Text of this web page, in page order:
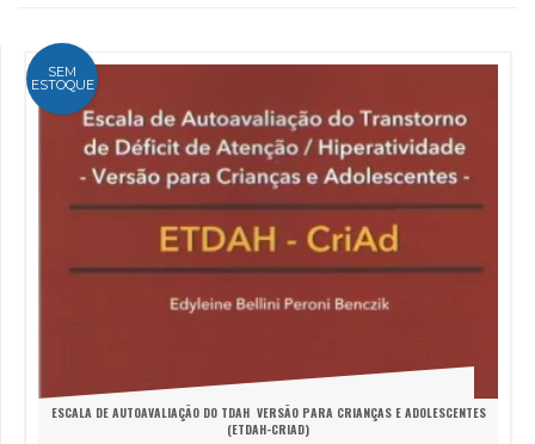
SEM
ESTOQUE
ESCALA DE AUTOAVALIAÇÃO DO TDAH  VERSÃO PARA CRIANÇAS E ADOLESCENTES
(ETDAH-CRIAD)